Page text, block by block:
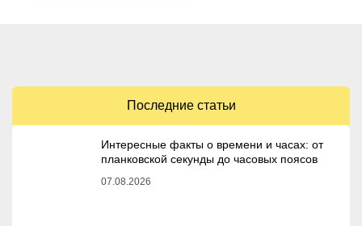
Последние статьи
Интересные факты о времени и часах: от
планковской секунды до часовых поясов
07.08.2026